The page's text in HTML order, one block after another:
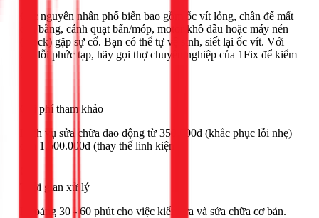
Các nguyên nhân phổ biến bao gồm ốc vít lỏng, chân đế mất
cân bằng, cánh quạt bẩn/móp, motor khô dầu hoặc máy nén
(block) gặp sự cố. Bạn có thể tự vệ sinh, siết lại ốc vít. Với
các lỗi phức tạp, hãy gọi thợ chuyên nghiệp của 1Fix để kiểm
Chi phí tham khảo
Dịch vụ sửa chữa dao động từ 350.000đ (khắc phục lỗi nhẹ)
đến 1.500.000đ (thay thế linh kiện).
Thời gian xử lý
Khoảng 30 - 60 phút cho việc kiểm tra và sửa chữa cơ bản.